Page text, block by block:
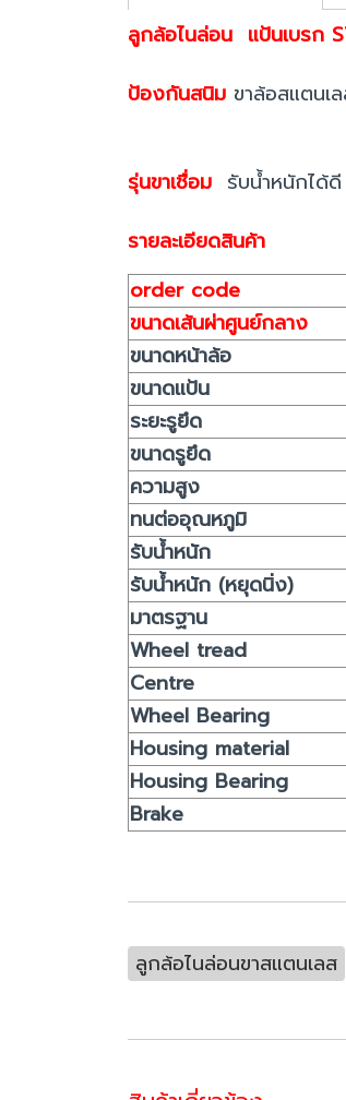
ลูกล้อไนล่อน แป้นเบรก
ป้องกันสนิม ขาล้อสแตนเ
รุ่นขาเชื่อม รับน้ำหนักได้
รายละเอียดสินค้า
order code
ขนาดเส้นผ่าศูนย์กลาง
ขนาดหน้าล้อ
ขนาดแป้น
ระยะรูยึด
ขนาดรูยึด
ความสูง
ทนต่ออุณหภูมิ
รับน้ำหนัก
รับน้ำหนัก (หยุดนิ่ง)
มาตรฐาน
Wheel tread
Centre
Wheel Bearing
Housing material
Housing Bearing
Brake
ลูกล้อไนล่อนขาสแตนเลส